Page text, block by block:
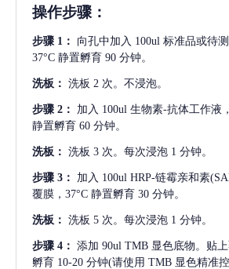
操作步骤：
步骤 1： 向孔中加入 100ul 标准品或待
37°C 静置孵育 90 分钟。
洗板： 洗板 2 次。不浸泡。
步骤 2： 加入 100ul 生物素-抗体工作液
静置孵育 60 分钟。
洗板： 洗板 3 次。每次浸泡 1 分钟。
步骤 3： 加入 100ul HRP-链霉亲和素
覆膜，37°C 静置孵育 30 分钟。
洗板： 洗板 5 次。每次浸泡 1 分钟。
步骤 4： 添加 90ul TMB 显色底物。贴
孵育 10-20 分钟(请使用 TMB 显色精准控